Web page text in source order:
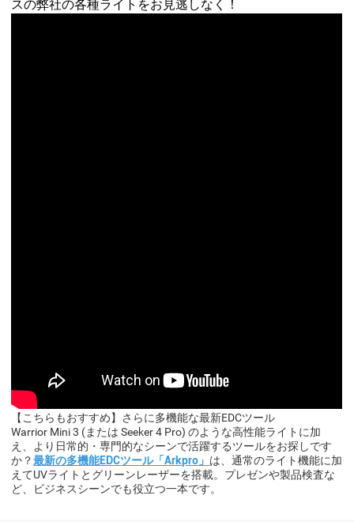
スの弊社の各種ライトをお見逃しなく！
【こちらもおすすめ】さらに多機能な最新EDCツール
Warrior Mini 3 (または Seeker 4 Pro) のような高性能ライトに加
え、より日常的・専門的なシーンで活躍するツールをお探しです
か？最新の多機能EDCツール「Arkpro」 は、通常のライト機能に加
えてUVライトとグリーンレーザーを搭載。プレゼンや製品検査な
ど、ビジネスシーンでも役立つ一本です。